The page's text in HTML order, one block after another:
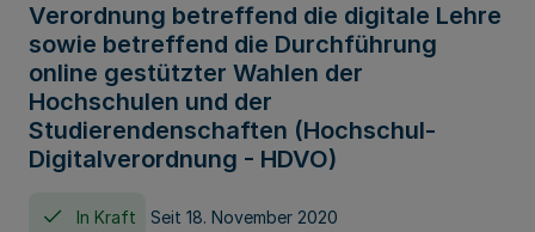
Verordnung betreffend die digitale Lehre
sowie betreffend die Durchführung
online gestützter Wahlen der
Hochschulen und der
Studierendenschaften (Hochschul-
Digitalverordnung - HDVO)
In Kraft Seit 18. November 2020